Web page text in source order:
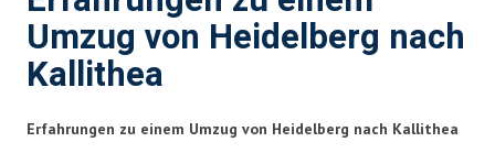
Umzug von Heidelberg nach
Kallithea
Erfahrungen zu einem Umzug von Heidelberg nach Kallithea